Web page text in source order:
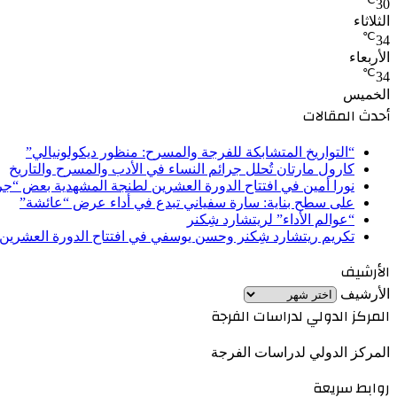
30
الثلاثاء
34
℃
الأربعاء
34
℃
الخميس
أحدث المقالات
“التواريخ المتشابكة للفرجة والمسرح: منظور ديكولونيالي”
كارول مارتان تُحلل جرائم النساء في الأدب والمسرح والتاريخ
نورا أمين في افتتاح الدورة العشرين لطنجة المشهدية بعض
على سطح بناية: سارة سفياني تبدع في أداء عرض “عائشة”
“عوالم الأداء” لريتشارد شِكنر
تكريم ريتشارد شِكنر وحسن يوسفي في افتتاح الدورة
الأرشيف
الأرشيف
المركز الدولي لدراسات الفرجة
المركز الدولي لدراسات الفرجة
روابط سريعة